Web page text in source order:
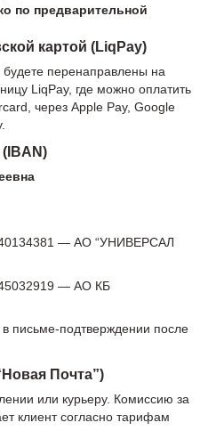
по предварительной
картой (LiqPay)
перенаправлены на
LiqPay, где можно оплатить
через Apple Pay, Google
— АО “УНИВЕРСАЛ
— АО КБ
письме-подтверждении после
Почта”)
или курьеру. Комиссию за
клиент согласно тарифам